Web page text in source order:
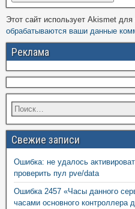
Этот сайт использует Akismet
обрабатываются ваши данные
Реклама
Свежие записи
Ошибка: не удалось
проверить пул pve/data
Ошибка 2457 «Часы данного
часами основного контроллера